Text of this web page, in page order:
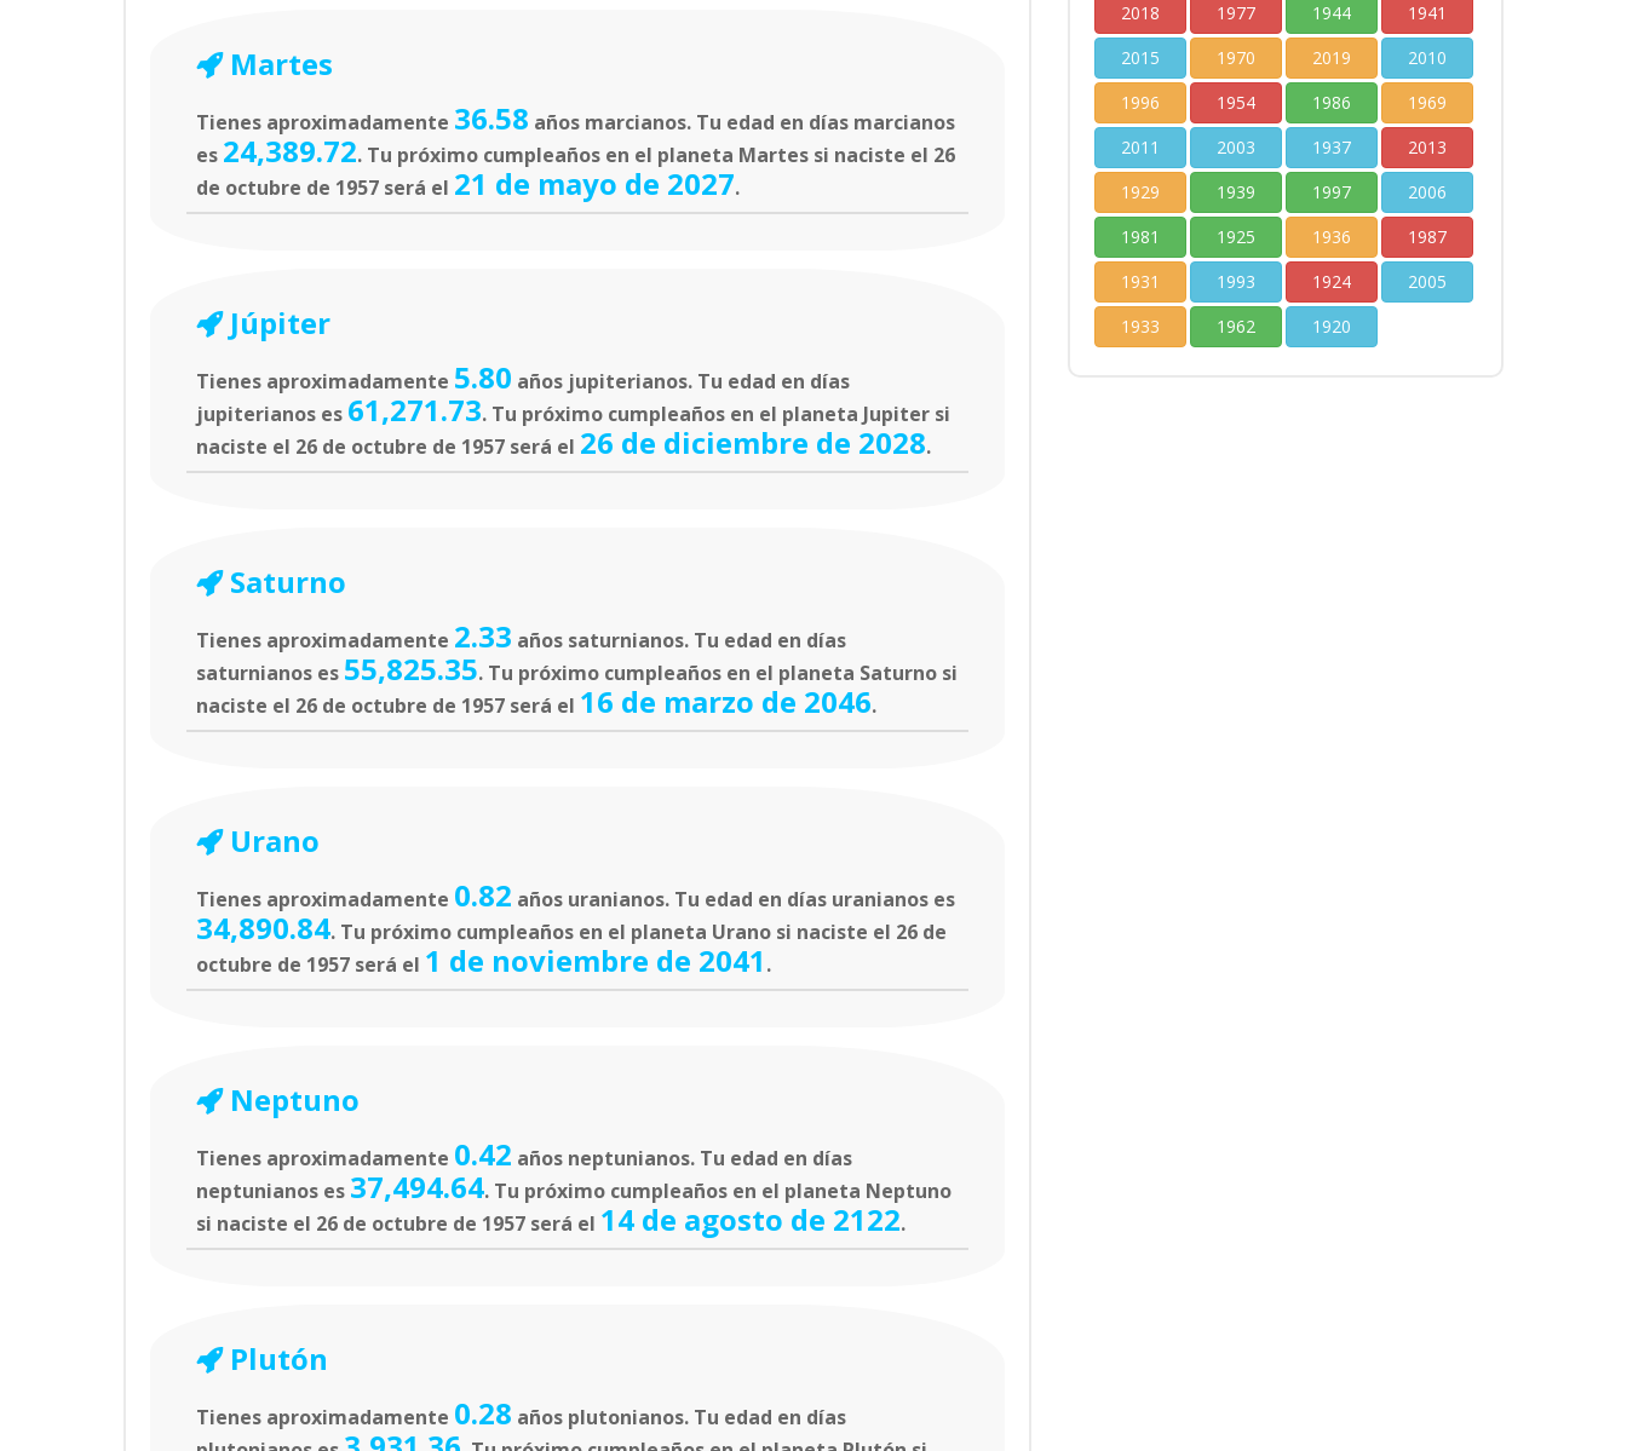
Martes
Tienes aproximadamente 36.58 años marcianos. Tu edad en días marcianos
es 24,389.72. Tu próximo cumpleaños en el planeta Martes si naciste el 26
de octubre de 1957 será el 21 de mayo de 2027.
Júpiter
Tienes aproximadamente 5.80 años jupiterianos. Tu edad en días
jupiterianos es 61,271.73. Tu próximo cumpleaños en el planeta Jupiter si
naciste el 26 de octubre de 1957 será el 26 de diciembre de 2028.
Saturno
Tienes aproximadamente 2.33 años saturnianos. Tu edad en días
saturnianos es 55,825.35. Tu próximo cumpleaños en el planeta Saturno si
naciste el 26 de octubre de 1957 será el 16 de marzo de 2046.
Urano
Tienes aproximadamente 0.82 años uranianos. Tu edad en días uranianos es
34,890.84. Tu próximo cumpleaños en el planeta Urano si naciste el 26 de
octubre de 1957 será el 1 de noviembre de 2041 .
Neptuno
Tienes aproximadamente 0.42 años neptunianos. Tu edad en días
neptunianos es 37,494.64. Tu próximo cumpleaños en el planeta Neptuno
si naciste el 26 de octubre de 1957 será el 14 de agosto de 2122.
Plutón
Tienes aproximadamente 0.28 años plutonianos. Tu edad en días
2018
1977 1944
1941
2015
1970 2019
2010
1996
1954 1986
1969
2011
2003 1937
2013
1929
1939 1997
2006
1981
1925 1936
1987
1931
1993 1924
2005
1933
1962 1920